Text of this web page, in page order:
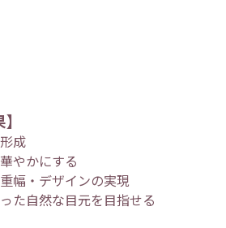
成
やかにする
幅・デザインの実現
た自然な目元を目指せる